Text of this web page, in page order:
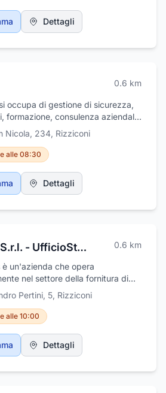
Dettagli
0.6 km
occupa di gestione di sicurezza,
formazione, consulenza aziendale,
e manutenzione impianti,
estintori.
Nicola, 234, Rizziconi
alle 08:30
Dettagli
Globus S.r.l. - UfficioStore.it 0.6 km
è un'azienda che opera
nel settore della fornitura di
prodotti per l'ufficio. Essa cerca di
rilevanza ai servizi offerti e
pronta a soddisfare le
clienti grazie, soprattutto,
delle persone che la
Offre prodotti e servizi, quali
gadget pubblicitari,
Pertini, 5, Rizziconi
alle 10:00
Dettagli